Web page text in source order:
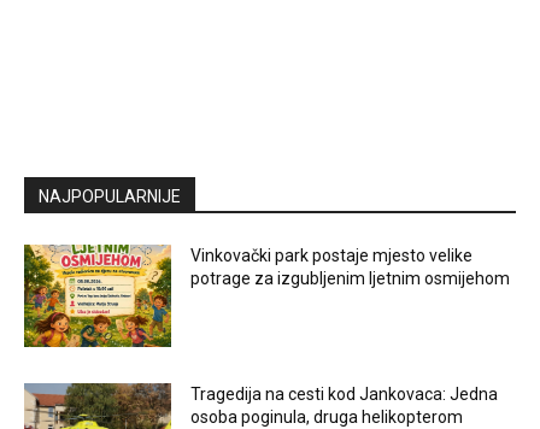
NAJPOPULARNIJE
Vinkovački park postaje mjesto velike
potrage za izgubljenim ljetnim osmijehom
Tragedija na cesti kod Jankovaca: Jedna
osoba poginula, druga helikopterom